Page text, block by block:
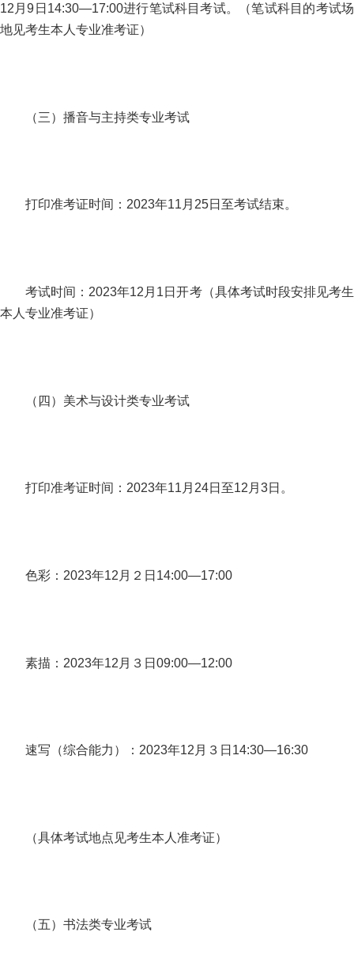
12月9日14:30—17:00进行笔试科目考试。（笔试科目的考试场
地见考生本人专业准考证）
（三）播音与主持类专业考试
打印准考证时间：2023年11月25日至考试结束。
考试时间：2023年12月1日开考（具体考试时段安排见考生
本人专业准考证）
（四）美术与设计类专业考试
打印准考证时间：2023年11月24日至12月3日。
色彩：2023年12月２日14:00—17:00
素描：2023年12月３日09:00—12:00
速写（综合能力）：2023年12月３日14:30—16:30
（具体考试地点见考生本人准考证）
（五）书法类专业考试